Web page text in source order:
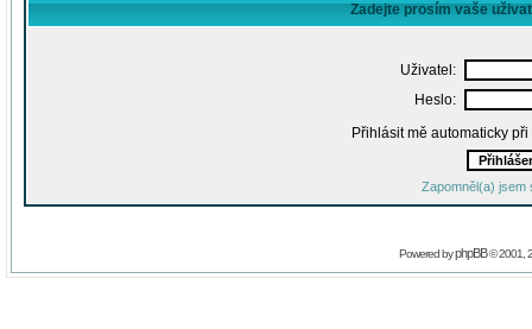
Zadejte prosím vaše
Uživatel:
Heslo:
Přihlásit mě automaticky
Zapomněl(a) jsem
Powered byphpBB© 2001,